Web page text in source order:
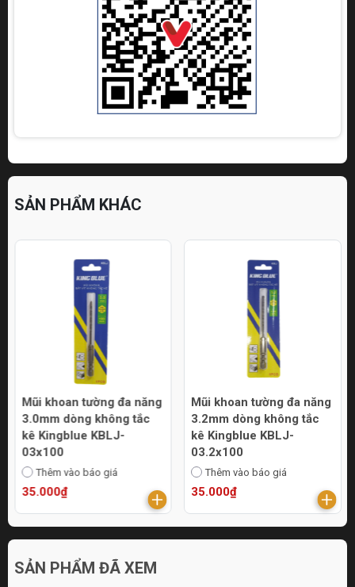
SẢN PHẨM KHÁC
Mũi khoan tường đa năng
3.0mm dòng không tắc
kê Kingblue KBLJ-
03x100
Thêm vào báo giá
35.000₫
Mũi khoan tường đa năng
3.2mm dòng không tắc
kê Kingblue KBLJ-
03.2x100
Thêm vào báo giá
35.000₫
SẢN PHẨM ĐÃ XEM